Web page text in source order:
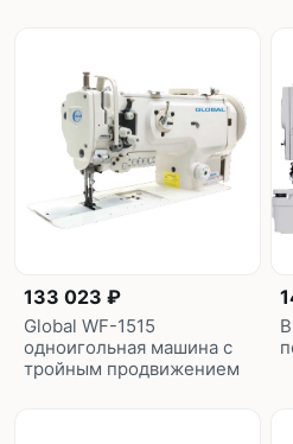
133 023 ₽
Global WF-1515
одноигольная машина с
тройным продвижением